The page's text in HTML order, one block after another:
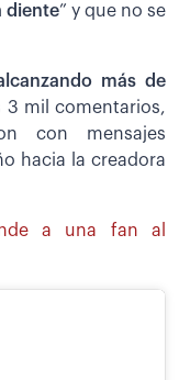
diente” y que no se
más de
3 mil comentarios,
con mensajes
hacia la creadora
a una fan al